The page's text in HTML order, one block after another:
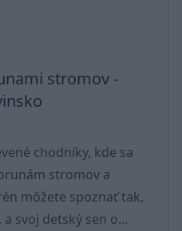
stromov -
chodníky, kde sa
stromov a
môžete spoznať tak,
svoj detský sen o